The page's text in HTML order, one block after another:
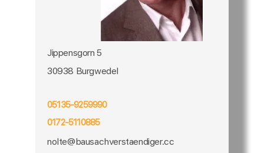
Jippensgorn 5
30938 Burgwedel
05135-9259990
0172-5110885
nolte@bausachverstaendiger.cc